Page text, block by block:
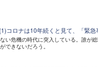
コロナは10年続くと見て、「緊
い危機の時代に突入している。誰が
できないだろう。